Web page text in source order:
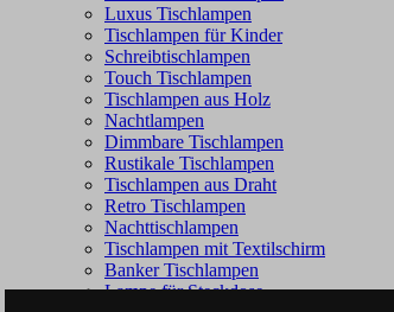
Luxus Tischlampen
Tischlampen für Kinder
Schreibtischlampen
Touch Tischlampen
Tischlampen aus Holz
Nachtlampen
Dimmbare Tischlampen
Rustikale Tischlampen
Tischlampen aus Draht
Retro Tischlampen
Nachttischlampen
Tischlampen mit Textilschirm
Banker Tischlampen
Lampe für Steckdose